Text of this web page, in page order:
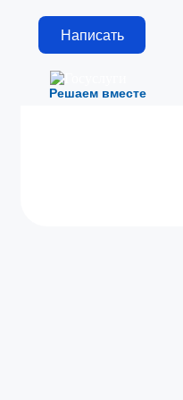
Решаем вместе
Написать